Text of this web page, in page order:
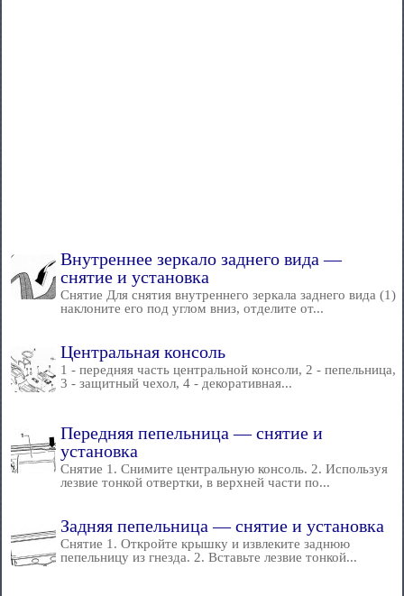
Внутреннее зеркало заднего вида —
снятие и установка
Снятие Для снятия внутреннего зеркала заднего вида (1)
наклоните его под углом вниз, отделите от...
Центральная консоль
1 - передняя часть центральной консоли, 2 - пепельница,
3 - защитный чехол, 4 - декоративная...
Передняя пепельница — снятие и
установка
Снятие 1. Снимите центральную консоль. 2. Используя
лезвие тонкой отвертки, в верхней части по...
Задняя пепельница — снятие и установка
Снятие 1. Откройте крышку и извлеките заднюю
пепельницу из гнезда. 2. Вставьте лезвие тонкой...